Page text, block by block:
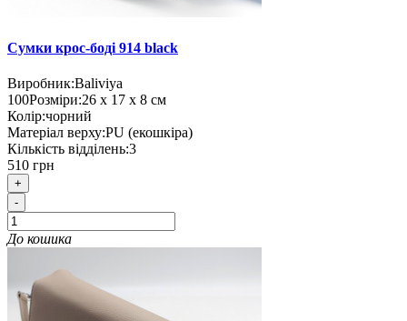
Сумки крос-боді 914 black
Виробник:Baliviya
100Розміри:26 х 17 х 8 см
Колір:чорний
Матеріал верху:PU (екошкіра)
Кількість відділень:3
510 грн
+
-
До кошика